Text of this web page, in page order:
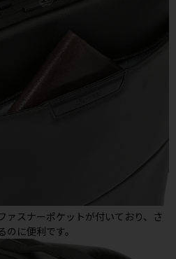
スナーポケットが付いており、さ
に便利です。